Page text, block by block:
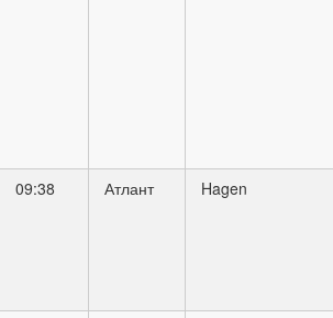
09:38 Атлант Hagen